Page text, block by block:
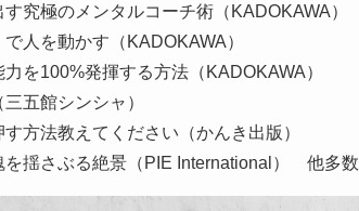
究極のメンタルコーチ術（KADOKAWA）
人を動かす（KADOKAWA）
を100%発揮する方法（KADOKAWA）
五館シンシャ）
方法教えてください（かんき出版）
を揺さぶる絶景（PIE International） 他多数